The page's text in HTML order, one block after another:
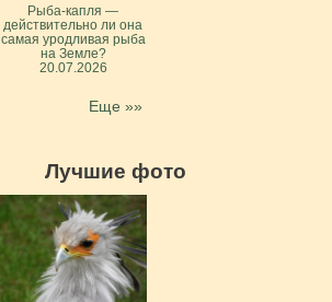
Рыба-капля —
действительно ли она
самая уродливая рыба
на Земле?
20.07.2026
Еще »»
Лучшие фото